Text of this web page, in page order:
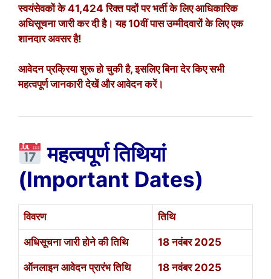
स्वयंसेवकों के 41,424 रिक्त पदों पर भर्ती के लिए आधिकारिक
अधिसूचना जारी कर दी है। यह 10वीं पास उम्मीदवारों के लिए एक
शानदार अवसर है!
आवेदन प्रक्रिया शुरू हो चुकी है, इसलिए बिना देर किए सभी
महत्वपूर्ण जानकारी देखें और आवेदन करें।
महत्वपूर्ण तिथियां
(Important Dates)
विवरण तिथि
अधिसूचना जारी होने की तिथि 18 नवंबर 2025
ऑनलाइन आवेदन प्रारंभ तिथि 18 नवंबर 2025